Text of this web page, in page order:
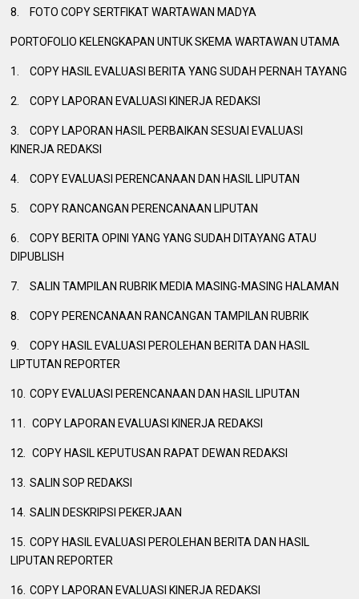
8. FOTO COPY SERTFIKAT WARTAWAN MADYA
PORTOFOLIO KELENGKAPAN UNTUK SKEMA WARTAWAN UTAMA
1. COPY HASIL EVALUASI BERITA YANG SUDAH PERNAH TAYANG
2. COPY LAPORAN EVALUASI KINERJA REDAKSI
3.
COPY LAPORAN HASIL PERBAIKAN SESUAI EVALUASI
KINERJA REDAKSI
4. COPY EVALUASI PERENCANAAN DAN HASIL LIPUTAN
5. COPY RANCANGAN PERENCANAAN LIPUTAN
6.
COPY BERITA OPINI YANG YANG SUDAH DITAYANG ATAU
DIPUBLISH
7. SALIN TAMPILAN RUBRIK MEDIA MASING-MASING HALAMAN
8. COPY PERENCANAAN RANCANGAN TAMPILAN RUBRIK
9.
COPY HASIL EVALUASI PEROLEHAN BERITA DAN HASIL
LIPTUTAN REPORTER
10. COPY EVALUASI PERENCANAAN DAN HASIL LIPUTAN
11. COPY LAPORAN EVALUASI KINERJA REDAKSI
12. COPY HASIL KEPUTUSAN RAPAT DEWAN REDAKSI
13. SALIN SOP REDAKSI
14. SALIN DESKRIPSI PEKERJAAN
15. COPY HASIL EVALUASI PEROLEHAN BERITA DAN HASIL
LIPUTAN REPORTER
16. COPY LAPORAN EVALUASI KINERJA REDAKSI